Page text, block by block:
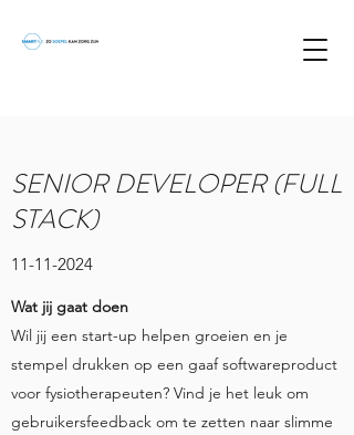
SENIOR DEVELOPER (FULL
STACK)
11-11-2024
Wat jij gaat doen
Wil jij een start-up helpen groeien en je
stempel drukken op een gaaf softwareproduct
voor fysiotherapeuten? Vind je het leuk om
gebruikersfeedback om te zetten naar slimme